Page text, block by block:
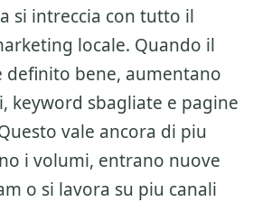
si intreccia con tutto il
locale. Quando il
definito bene, aumentano
keyword sbagliate e pagine
vale ancora di piu
i volumi, entrano nuove
o si lavora su piu canali